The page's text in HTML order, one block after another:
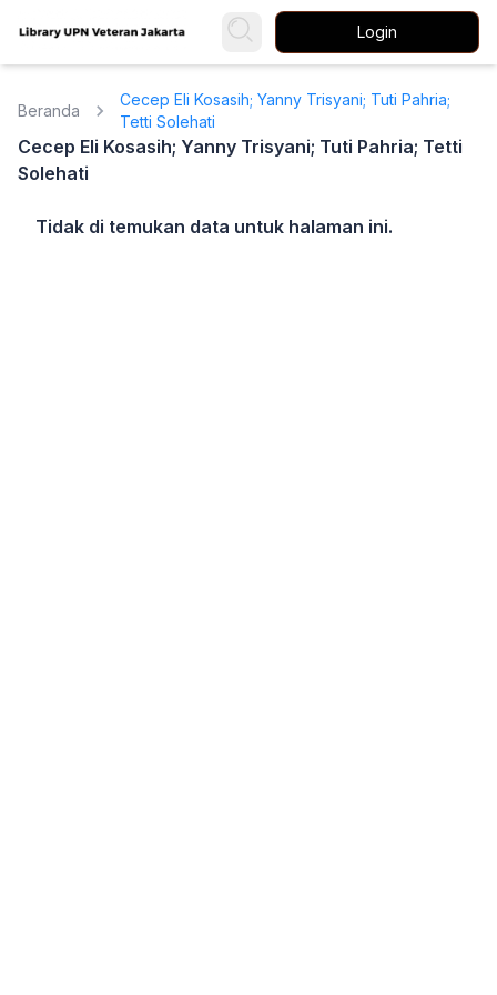
Login
Beranda
Cecep Eli Kosasih; Yanny Trisyani; Tuti Pahria;
Tetti Solehati
Cecep Eli Kosasih; Yanny Trisyani; Tuti Pahria; Tetti
Solehati
Tidak di temukan data untuk halaman ini.